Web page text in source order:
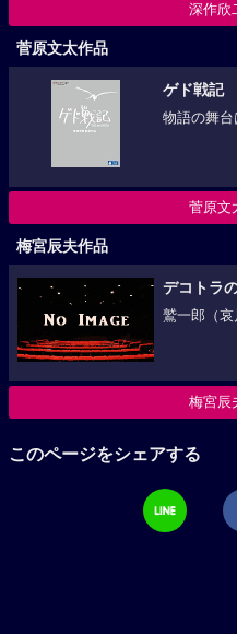
深作欣
菅原文太作品
ゲド戦記
物語の舞
菅原文
梅宮辰夫作品
デコトラ
鷲一郎（
梅宮辰
このページをシェアする